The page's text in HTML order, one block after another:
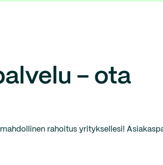
– ota
rahoitus yrityksellesi!